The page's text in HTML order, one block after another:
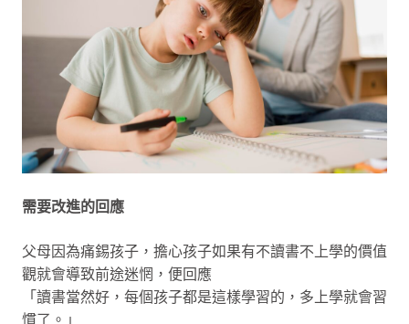
需要改進的回應
父母因為痛錫孩子，擔心孩子如果有不讀書不上學的價值
觀就會導致前途迷惘，便回應
「讀書當然好，每個孩子都是這樣學習的，多上學就會習
慣了。」